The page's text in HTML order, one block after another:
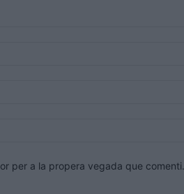
per a la propera vegada que comenti.